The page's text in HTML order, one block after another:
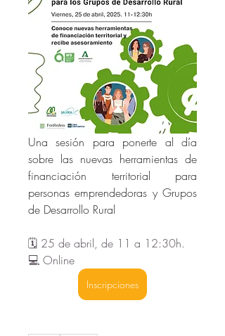
Una sesión para ponerte al día
sobre las nuevas herramientas de
financiación territorial para
personas emprendedoras y Grupos
de Desarrollo Rural
🗓️ 25 de abril, de 11 a 12:30h.
💻 Online
Inscripciones